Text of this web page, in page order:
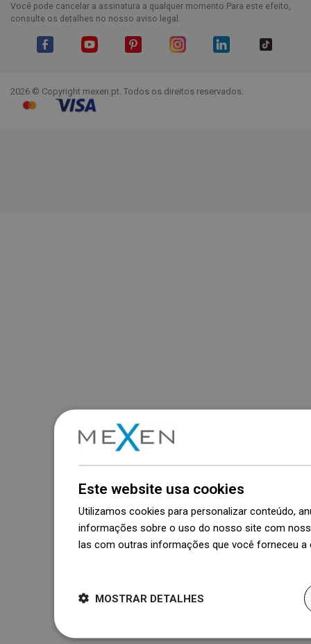
Você pode cancelar a assinatura a qualquer momento.Para este efeito,
consulte os detalhes no nosso aviso legal.
2026 © Copyright mexen.pt. Todos os direitos reservados.
Este website usa cookies
Utilizamos cookies para personalizar conteúdo,
informações sobre o uso do nosso site com
las com outras informações que você forneceu
MOSTRAR DETALHES